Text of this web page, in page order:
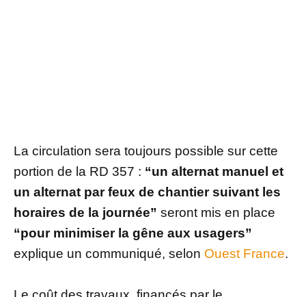
La circulation sera toujours possible sur cette
portion de la RD 357 : “un alternat manuel et
un alternat par feux de chantier suivant les
horaires de la journée” seront mis en place
“pour minimiser la gêne aux usagers”
explique un communiqué, selon Ouest France.